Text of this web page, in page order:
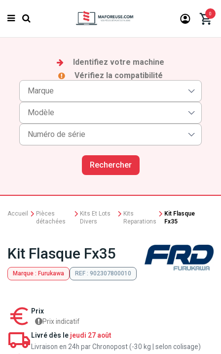
0
Identifiez votre machine
Vérifiez la compatibilité
Rechercher
Accueil
Pièces
détachées
Kits Et Lots
Divers
Kits
Reparations
Kit Flasque
Fx35
Kit Flasque Fx35
Marque : Furukawa REF : 902307800010
Prix
Prix indicatif
Livré dès le jeudi 27 août
Livraison en 24h par Chronopost (-30 kg | selon colisage)